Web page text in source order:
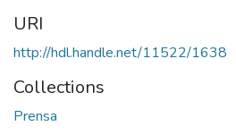
URI
http://hdl.handle.net/11522/1638
Collections
Prensa